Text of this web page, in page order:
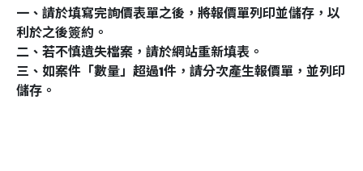
一、請於填寫完詢價表單之後，將報價單列印並儲存，以
利於之後簽約。
二、若不慎遺失檔案，請於網站重新填表。
三、 如案件「數量」超過1件，請分次產生報價單，並列印
儲存。